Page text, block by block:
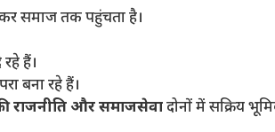
समाज तक पहुंचता है।
रहे हैं।
बना रहे हैं।
राजनीति और समाजसेवादोनों में सक्रिय